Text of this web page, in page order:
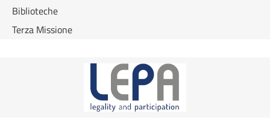
Biblioteche
Terza Missione